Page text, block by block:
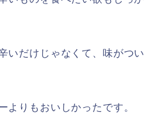
いだけじゃなくて、味がつい
よりもおいしかったです。